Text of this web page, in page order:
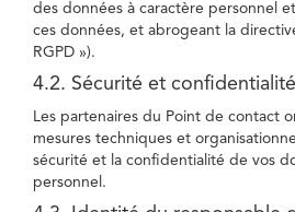
des données à caractère personnel
ces données, et abrogeant la
RGPD »).
4.2. Sécurité et
Les partenaires du Point de contact
mesures techniques et
sécurité et la confidentialité de vos
personnel.